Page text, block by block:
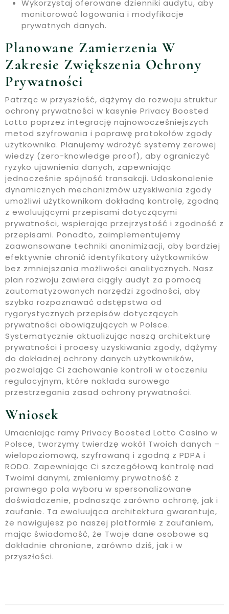
Wykorzystaj oferowane dzienniki audytu, aby
monitorować logowania i modyfikacje
prywatnych danych.
Planowane Zamierzenia W
Zakresie Zwiększenia Ochrony
Prywatności
Patrząc w przyszłość, dążymy do rozwoju struktur
ochrony prywatności w kasynie Privacy Boosted
Lotto poprzez integrację najnowocześniejszych
metod szyfrowania i poprawę protokołów zgody
użytkownika. Planujemy wdrożyć systemy zerowej
wiedzy (zero-knowledge proof), aby ograniczyć
ryzyko ujawnienia danych, zapewniając
jednocześnie spójność transakcji. Udoskonalenie
dynamicznych mechanizmów uzyskiwania zgody
umożliwi użytkownikom dokładną kontrolę, zgodną
z ewoluującymi przepisami dotyczącymi
prywatności, wspierając przejrzystość i zgodność z
przepisami. Ponadto, zaimplementujemy
zaawansowane techniki anonimizacji, aby bardziej
efektywnie chronić identyfikatory użytkowników
bez zmniejszania możliwości analitycznych. Nasz
plan rozwoju zawiera ciągły audyt za pomocą
zautomatyzowanych narzędzi zgodności, aby
szybko rozpoznawać odstępstwa od
rygorystycznych przepisów dotyczących
prywatności obowiązujących w Polsce.
Systematycznie aktualizując naszą architekturę
prywatności i procesy uzyskiwania zgody, dążymy
do dokładnej ochrony danych użytkowników,
pozwalając Ci zachowanie kontroli w otoczeniu
regulacyjnym, które nakłada surowego
przestrzegania zasad ochrony prywatności.
Wniosek
Umacniając ramy Privacy Boosted Lotto Casino w
Polsce, tworzymy twierdzę wokół Twoich danych –
wielopoziomową, szyfrowaną i zgodną z PDPA i
RODO. Zapewniając Ci szczegółową kontrolę nad
Twoimi danymi, zmieniamy prywatność z
prawnego pola wyboru w spersonalizowane
doświadczenie, podnosząc zarówno ochronę, jak i
zaufanie. Ta ewoluująca architektura gwarantuje,
że nawigujesz po naszej platformie z zaufaniem,
mając świadomość, że Twoje dane osobowe są
dokładnie chronione, zarówno dziś, jak i w
przyszłości.